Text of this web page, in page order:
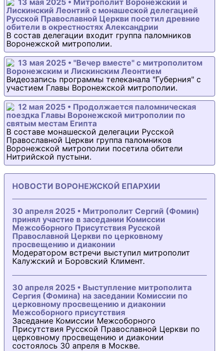
13 мая 2025 • Митрополит Воронежский и
Лискинский Леонтий с монашеской делегацией
Русской Православной Церкви посетил древние
обители в окрестностях Александрии
В состав делегации входит группа паломников
Воронежской митрополии.
13 мая 2025 • "Вечер вместе" с митрополитом
Воронежским и Лискинским Леонтием
Видеозапись программы телеканала "Губерния" с
участием Главы Воронежской митрополии.
12 мая 2025 • Продолжается паломническая
поездка Главы Воронежской митрополии по
святым местам Египта
В составе монашеской делегации Русской
Православной Церкви группа паломников
Воронежской митрополии посетила обители
Нитрийской пустыни.
НОВОСТИ ВОРОНЕЖСКОЙ ЕПАРХИИ
30 апреля 2025 • Митрополит Сергий (Фомин)
принял участие в заседании Комиссии
Межсоборного Присутствия Русской
Православной Церкви по церковному
просвещению и диаконии
Модератором встречи выступил митрополит
Калужский и Боровский Климент.
30 апреля 2025 • Выступление митрополита
Сергия (Фомина) на заседании Комиссии по
церковному просвещению и диаконии
Межсоборного присутствия
Заседание Комиссии Межсоборного
Присутствия Русской Православной Церкви по
церковному просвещению и диаконии
состоялось 30 апреля в Москве.